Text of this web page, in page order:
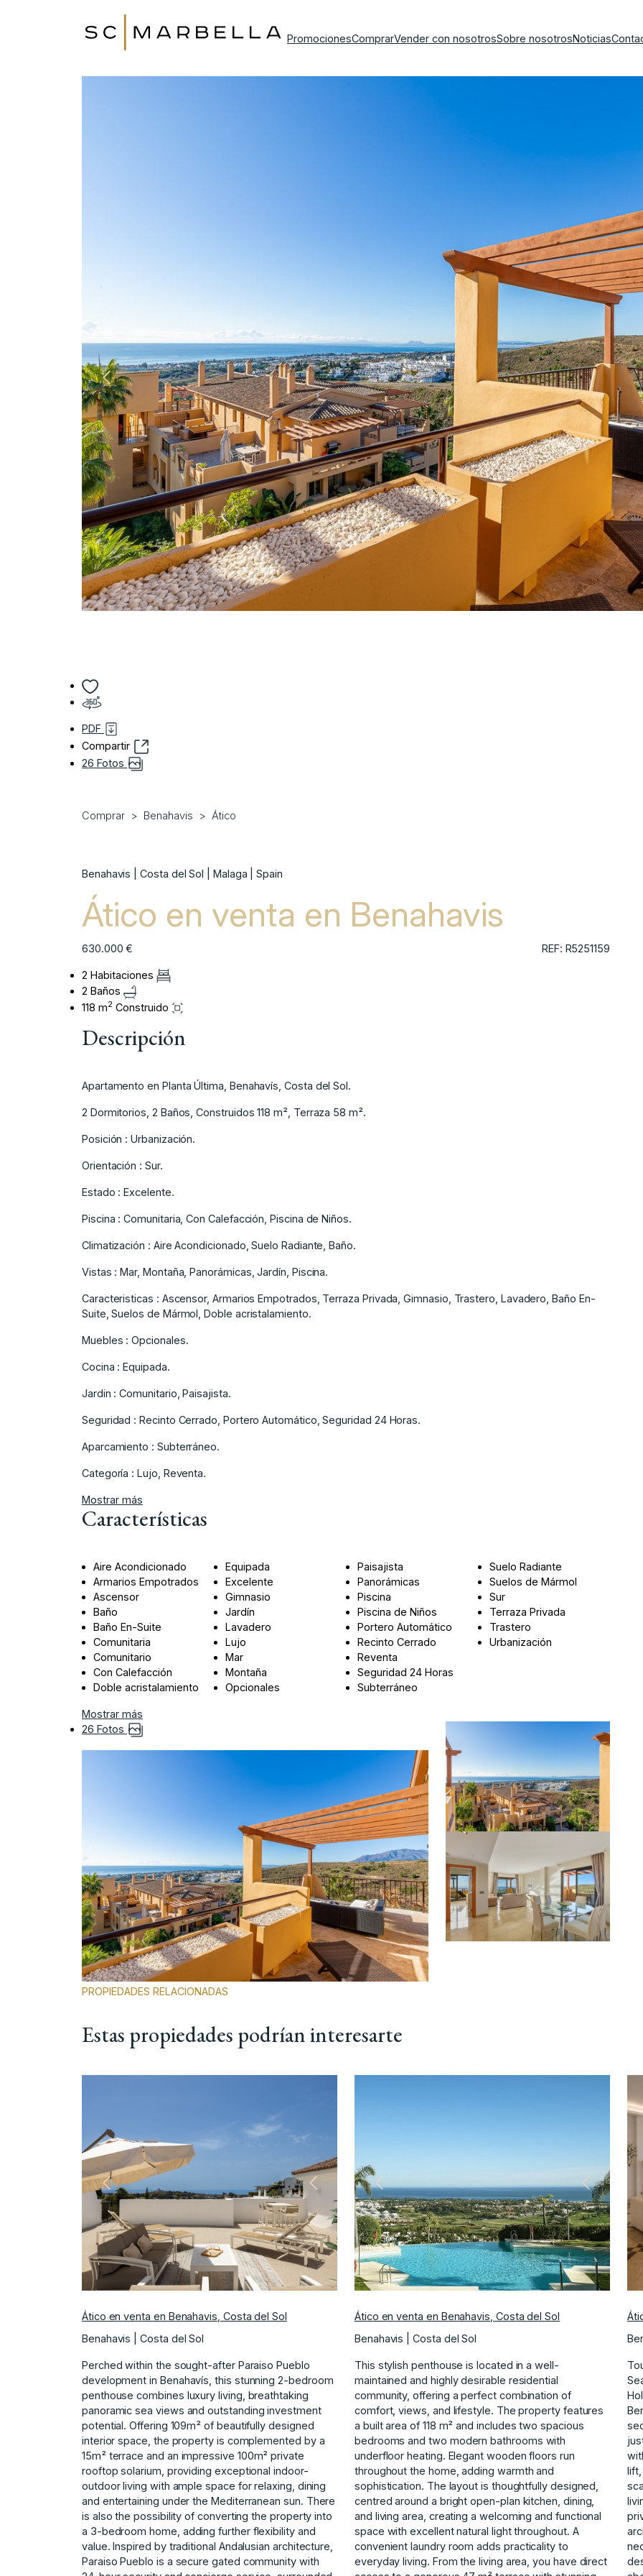
PromocionesComprarVender con nosotrosSobre nosotrosNoticias
PDF
Compartir
26 Fotos
Comprar Benahavis Ático
Benahavis | Costa del Sol | Malaga | Spain
Ático en venta en Benahavis
630.000 € REF: R5251159
2 Habitaciones
2 Baños
118 m2 Construido
Descripción
Apartamento en Planta Última, Benahavís, Costa del Sol.
2 Dormitorios, 2 Baños, Construidos 118 m², Terraza 58 m².
Posición : Urbanización.
Orientación : Sur.
Estado : Excelente.
Piscina : Comunitaria, Con Calefacción, Piscina de Niños.
Climatización : Aire Acondicionado, Suelo Radiante, Baño.
Vistas : Mar, Montaña, Panorámicas, Jardín, Piscina.
Caracteristicas : Ascensor, Armarios Empotrados, Terraza Privada, Gimnasio, ‌Trastero, ‌Lavadero, ‌Baño ‌En-
Suite, ‌Suelos de Mármol, ‌Doble ‌acristalamiento.
Muebles : Opcionales.
Cocina ‌: ‌Equipada.
Jardin ‌: ‌Comunitario, ‌Paisajista.
Seguridad ‌: Recinto ‌Cerrado, Portero ‌Automático, Seguridad 24 ‌Horas.
Aparcamiento ‌: ‌Subterráneo.
Categoría ‌: ‌Lujo, ‌Reventa.
Mostrar más
Características
Aire Acondicionado
Armarios Empotrados
Ascensor
Baño
Baño En-Suite
Comunitaria
Comunitario
Con Calefacción
Doble acristalamiento
Equipada
Excelente
Gimnasio
Jardín
Lavadero
Lujo
Mar
Montaña
Opcionales
Paisajista
Panorámicas
Piscina
Piscina de Niños
Portero Automático
Recinto Cerrado
Reventa
Seguridad 24 Horas
Subterráneo
Suelo Radiante
Suelos de Mármol
Sur
Terraza Privada
Trastero
Urbanización
Mostrar más
26 Fotos
PROPIEDADES RELACIONADAS
Estas propiedades podrían interesarte
Anterior Siguiente
Ático en venta en Benahavis, Costa del Sol
Benahavis | Costa del Sol
Perched within the sought-after Paraiso Pueblo
development in Benahavís, this stunning 2-bedroom
penthouse combines luxury living, breathtaking
panoramic sea views and outstanding investment
potential. Offering 109m² of beautifully designed
interior space, the property is complemented by a
15m² terrace and an impressive 100m² private
rooftop solarium, providing exceptional indoor-
outdoor living with ample space for relaxing, dining
and entertaining under the Mediterranean sun. There
is also the possibility of converting the property into
a 3-bedroom home, adding further flexibility and
value. Inspired by traditional Andalusian architecture,
Paraiso Pueblo is a secure gated community with
Anterior Siguiente
Ático en venta en Benahavis, Costa del Sol
Benahavis | Costa del Sol
This stylish penthouse is located in a well-
maintained and highly desirable residential
community, offering a perfect combination of
comfort, views, and lifestyle. The property features
a built area of 118 m² and includes two spacious
bedrooms and two modern bathrooms with
underfloor heating. Elegant wooden floors run
throughout the home, adding warmth and
sophistication. The layout is thoughtfully designed,
centred around a bright open-plan kitchen, dining,
and living area, creating a welcoming and functional
space with excellent natural light throughout. A
convenient laundry room adds practicality to
everyday living. From the living area, you have direct